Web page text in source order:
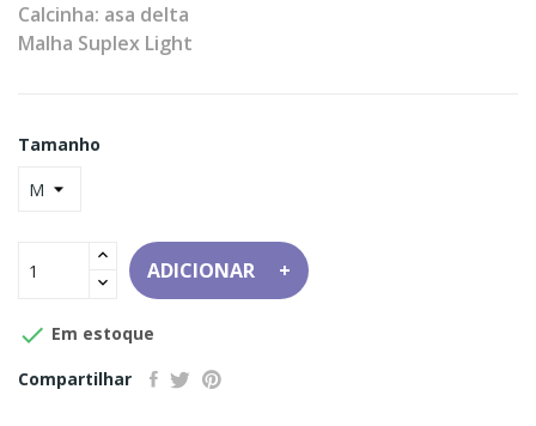
Calcinha: asa delta
Malha Suplex Light
Tamanho
ADICIONAR
 Em estoque
Compartilhar